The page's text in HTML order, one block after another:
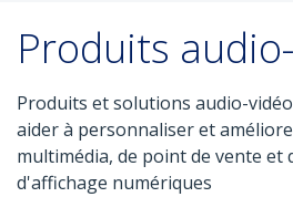
Produits
Produits et solutions audio-
aider à personnaliser et
multimédia, de point de vente et
d'affichage numériques